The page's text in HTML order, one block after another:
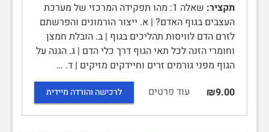
תקציר:
שאלה 1: מהו תפקידה המרכזי של מערכת
העצבים בגוף האדם? | א. ייצור הורמונים והפרשתם
לזרם הדם לוויסות תהליכים בגוף | ב. הובלת חמצן
וחומרי הזנה לכל תאי הגוף דרך כלי הדם | ג. הגנה על
הגוף מפני גורמים זרים וחיידקים מזיקים | ד. …
₪9.00
עוד פרטים לרכישה והורדה מיידית